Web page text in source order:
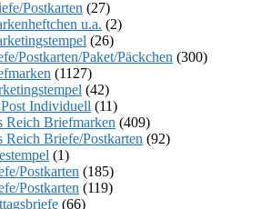
Postkarten (27)
u.a. (2)
(26)
Postkarten/Paket/Päckchen (300)
(1127)
(42)
Individuell (11)
Reich Briefmarken (409)
Reich Briefe/Postkarten (92)
(1)
Postkarten (185)
Postkarten (119)
(66)